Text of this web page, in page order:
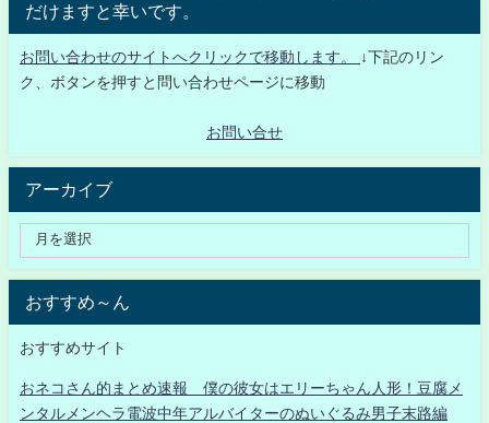
だけますと幸いです。
お問い合わせのサイトへクリックで移動します。
↓下記のリン
ク、ボタンを押すと問い合わせページに移動
お問い合せ
アーカイブ
おすすめ～ん
おすすめサイト
おネコさん的まとめ速報 僕の彼女はエリーちゃん人形！豆腐メ
ンタルメンヘラ電波中年アルバイターのぬいぐるみ男子末路編